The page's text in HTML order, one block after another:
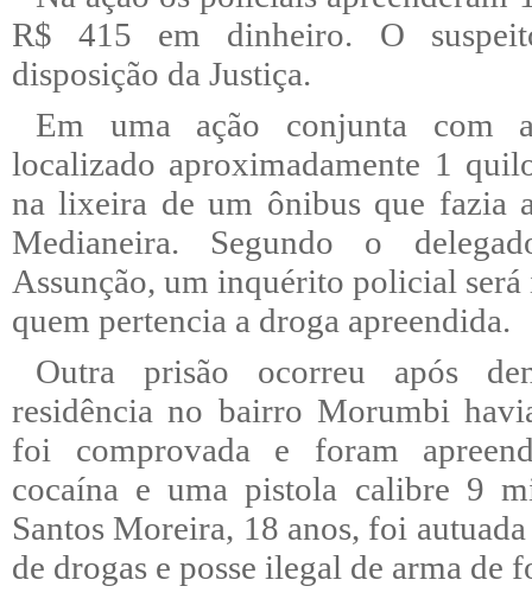
R$ 415 em dinheiro. O
disposição da Justiça.
Em uma ação conjunta com
localizado aproximadamente 1
na lixeira de um ônibus que fazia
Medianeira. Segundo o
Assunção, um inquérito policial será
quem pertencia a droga apreendida.
Outra prisão ocorreu após
residência no bairro Morumbi
foi comprovada e foram
cocaína e uma pistola calibre 9
Santos Moreira, 18 anos, foi
de drogas e posse ilegal de arma de